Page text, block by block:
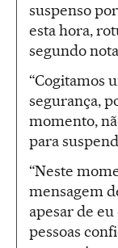
suspenso
esta hora,
segundo
“Cogitamos
segurança,
momento,
para
“Neste
mensagem
apesar de
pessoas